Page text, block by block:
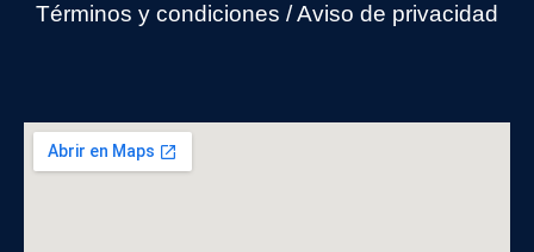
Términos y condiciones /Aviso de privacidad